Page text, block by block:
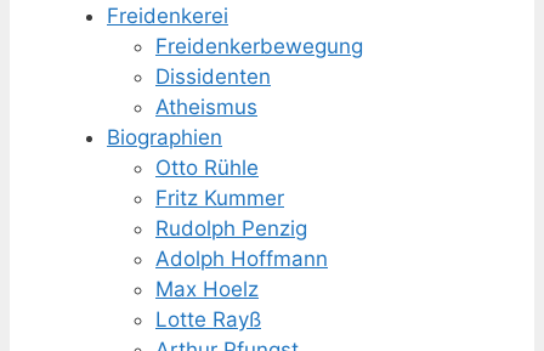
Freidenkerei
Freidenker­bewegung
Dissidenten
Atheismus
Biographien
Otto Rühle
Fritz Kummer
Rudolph Penzig
Adolph Hoffmann
Max Hoelz
Lotte Rayß